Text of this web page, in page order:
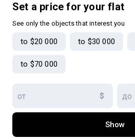
Set a price for your flat
See only the objects that interest you
to $20 000 to $30 000
to $70 000
$
Show